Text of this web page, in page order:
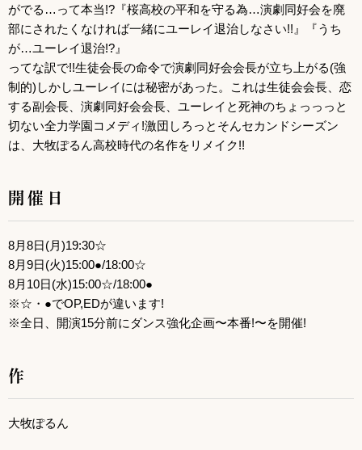
がでる…って本当!?『桜高校の平和を守る為…演劇同好会を廃
部にされたくなければ一緒にユーレイ退治しなさい!!』『うち
が…ユーレイ退治!?』
ってな訳で!!生徒会長の命令で演劇同好会会長が立ち上がる(強
制的)しかしユーレイには秘密があった。これは生徒会会長、恋
する副会長、演劇同好会会長、ユーレイと死神のちょっっっと
切ない全力学園コメディ!激団しろっとそんセカンドシーズン
は、大牧ぽるん高校時代の名作をリメイク!!
開催日
8月8日(月)19:30☆
8月9日(火)15:00●/18:00☆
8月10日(水)15:00☆/18:00●
※☆・●でOP,EDが違います!
※全日、開演15分前にダンス強化企画〜本番!〜を開催!
作
大牧ぽるん